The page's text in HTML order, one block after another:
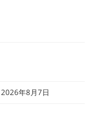
2026年8月7日